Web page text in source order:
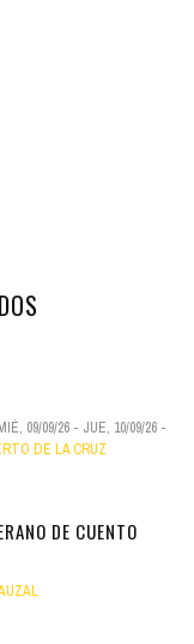
09/09/26 - JUE, 10/09/26 -
DE LA CRUZ
DE CUENTO